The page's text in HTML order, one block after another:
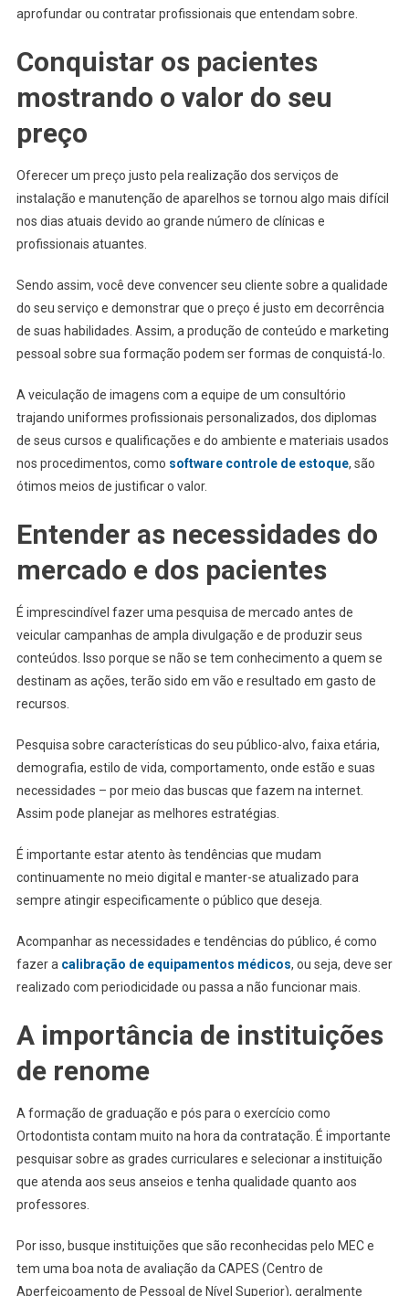
aprofundar ou contratar profissionais que entendam sobre.
Conquistar os pacientes
mostrando o valor do seu
preço
Oferecer um preço justo pela realização dos serviços de
instalação e manutenção de aparelhos se tornou algo mais difícil
nos dias atuais devido ao grande número de clínicas e
profissionais atuantes.
Sendo assim, você deve convencer seu cliente sobre a qualidade
do seu serviço e demonstrar que o preço é justo em decorrência
de suas habilidades. Assim, a produção de conteúdo e marketing
pessoal sobre sua formação podem ser formas de conquistá-lo.
A veiculação de imagens com a equipe de um consultório
trajando uniformes profissionais personalizados, dos diplomas
de seus cursos e qualificações e do ambiente e materiais usados
nos procedimentos, como software controle de estoque, são
ótimos meios de justificar o valor.
Entender as necessidades do
mercado e dos pacientes
É imprescindível fazer uma pesquisa de mercado antes de
veicular campanhas de ampla divulgação e de produzir seus
conteúdos. Isso porque se não se tem conhecimento a quem se
destinam as ações, terão sido em vão e resultado em gasto de
recursos.
Pesquisa sobre características do seu público-alvo, faixa etária,
demografia, estilo de vida, comportamento, onde estão e suas
necessidades – por meio das buscas que fazem na internet.
Assim pode planejar as melhores estratégias.
É importante estar atento às tendências que mudam
continuamente no meio digital e manter-se atualizado para
sempre atingir especificamente o público que deseja.
Acompanhar as necessidades e tendências do público, é como
fazer a calibração de equipamentos médicos, ou seja, deve ser
realizado com periodicidade ou passa a não funcionar mais.
A importância de instituições
de renome
A formação de graduação e pós para o exercício como
Ortodontista contam muito na hora da contratação. É importante
pesquisar sobre as grades curriculares e selecionar a instituição
que atenda aos seus anseios e tenha qualidade quanto aos
professores.
Por isso, busque instituições que são reconhecidas pelo MEC e
tem uma boa nota de avaliação da CAPES (Centro de
Aperfeiçoamento de Pessoal de Nível Superior), geralmente